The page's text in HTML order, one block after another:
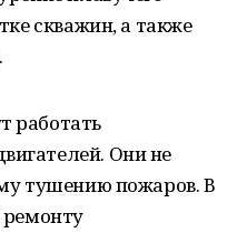
скважин, а также
работать
Они не
тушению пожаров. В
ремонту